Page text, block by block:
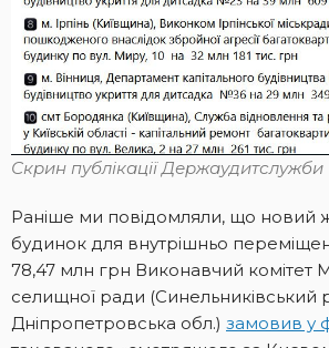
Скрин публікації Держаудитслужби
Раніше ми повідомляли, що новий
будинок для внутрішньо
78,47 млн грн Виконавчий комітет
селищної ради (Синельниківський
Дніпропетровська обл.) замовив у